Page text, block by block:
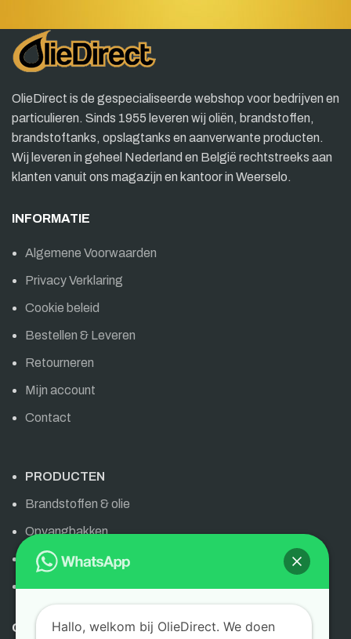
OlieDirect is de gespecialiseerde webshop voor bedrijven en
particulieren. Sinds 1955 leveren wij oliën, brandstoffen,
brandstoftanks, opslagtanks en aanverwante producten.
Wij leveren in geheel Nederland en België rechtstreeks aan
klanten vanuit ons magazijn en kantoor in Weerselo.
INFORMATIE
Algemene Voorwaarden
Privacy Verklaring
Cookie beleid
Bestellen & Leveren
Retourneren
Mijn account
Contact
PRODUCTEN
Brandstoffen & olie
Opvangbakken
Olie & brandstoffen
AdBlue
OLIEDIRECTHallo, welkom bij OlieDirect. We doen